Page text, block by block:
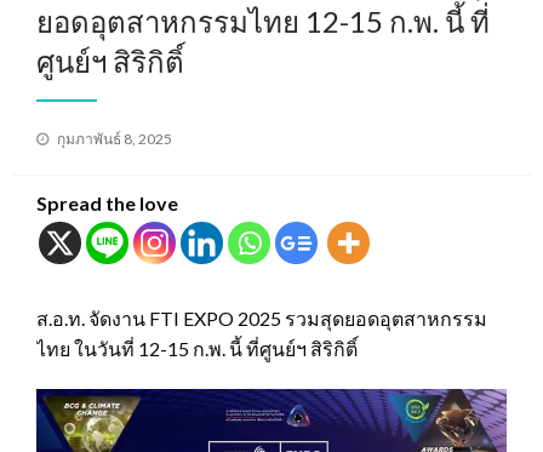
ยอดอุตสาหกรรมไทย 12-15 ก.พ. นี้ ที่
ศูนย์ฯ สิริกิติ์
Posted
กุมภาพันธ์ 8, 2025
Spread the love
ส.อ.ท. จัดงาน FTI EXPO 2025 รวมสุดยอดอุตสาหกรรม
ไทย ในวันที่ 12-15 ก.พ. นี้ ที่ศูนย์ฯ สิริกิติ์